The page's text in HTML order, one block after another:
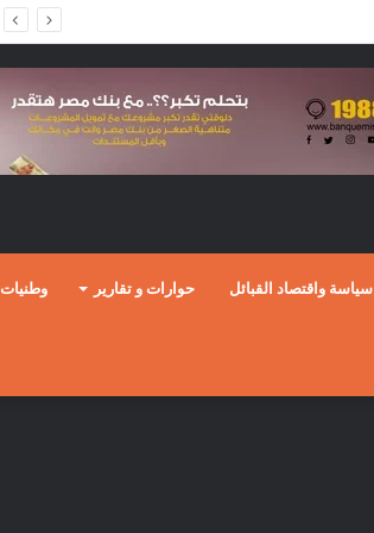
سياسة واقتصاد القبائل حوارات و تقارير وطنيات